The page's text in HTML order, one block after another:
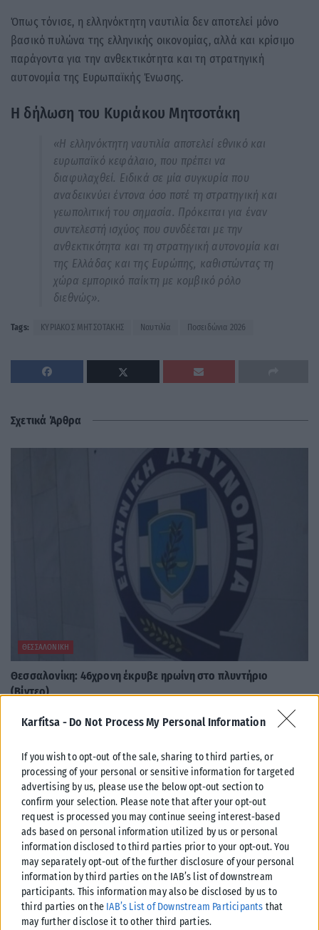
Karfitsa - Do Not Process My Personal Information
If you wish to opt-out of the sale, sharing to third parties, or
processing of your personal or sensitive information for targeted
advertising by us, please use the below opt-out section to
confirm your selection. Please note that after your opt-out
request is processed you may continue seeing interest-based
ads based on personal information utilized by us or personal
information disclosed to third parties prior to your opt-out. You
may separately opt-out of the further disclosure of your personal
information by third parties on the IAB’s list of downstream
participants. This information may also be disclosed by us to
third parties on the IAB’s List of Downstream Participants that
may further disclose it to other third parties.
Όπως τόνισε, η ελληνόκτητη ναυτιλία δεν αποτελεί μόνο
βασικό πυλώνα της ελληνικής οικονομίας, αλλά και κρίσιμο
παράγοντα για την ανθεκτικότητα και τη στρατηγική
αυτονομία της Ευρωπαϊκής Ένωσης.
Η δήλωση του Κυριάκου Μητσοτάκη
«Η ελληνόκτητη ναυτιλία αποτελεί εθνικό και
ευρωπαϊκό κεφάλαιο, που πρέπει να
διαφυλαχθεί. Ειδικά σε μία συγκυρία που
αναδεικνύει έντονα όσο ποτέ τη στρατηγική και
γεωπολιτική του σημασία. Πρόκειται για έναν
συντελεστή ισχύος που συνδέεται με την
ανθεκτικότητα και τη στρατηγική αυτονομία και
της Ελλάδας και της Ευρώπης, καθιστώντας τη
χώρα εμπορικό παίκτη με κομβικό ρόλο
διεθνώς».
Tags: ΚΥΡΙΑΚΟΣ ΜΗΤΣΟΤΑΚΗΣ Ναυτιλία Ποσειδώνια 2026
Σχετικά Άρθρα
ΘΕΣΣΑΛΟΝΊΚΗ
Θεσσαλονίκη: 46χρονη έκρυβε ηρωίνη στο πλυντήριο
(Βίντεο)
Η 46χρονη συνελήφθη μεσημβρινές ώρες χθες από αστυνομικούς του
Τμήματος Δίωξης Ναρκωτικών της Υποδιεύθυνσης Αντιμετώπισης
ΑΝΑΡΤΉΘΗΚΕ ΑΠΌ KARFITSANEWS 06/08/2026